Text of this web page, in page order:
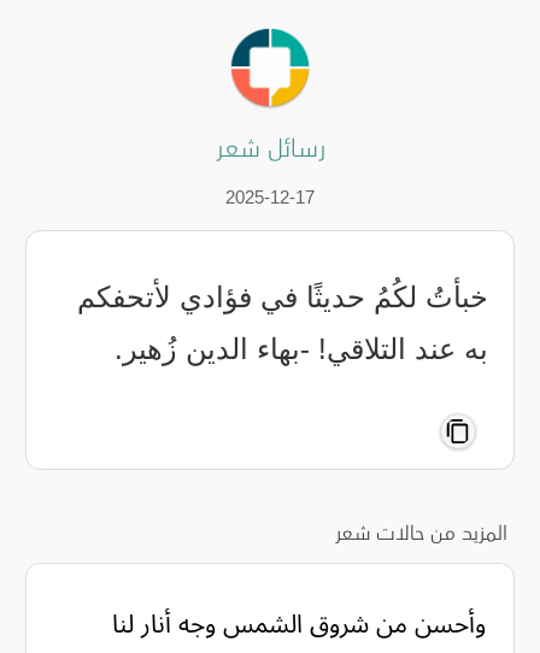
رسائل شعر
2025-12-17
خبأتُ لكُمُ حديثًا في فؤادي لأتحفكم
به عند التلاقي! -بهاء الدين زُهير.
المزيد من حالات شعر
وأحسن من شروق الشمس وجه أنار لنا